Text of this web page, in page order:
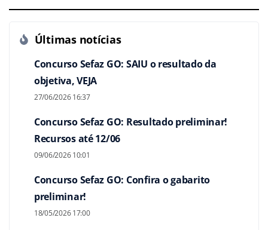
Últimas notícias
Concurso Sefaz GO: SAIU o resultado da
objetiva, VEJA
27/06/2026 16:37
Concurso Sefaz GO: Resultado preliminar!
Recursos até 12/06
09/06/2026 10:01
Concurso Sefaz GO: Confira o gabarito
preliminar!
18/05/2026 17:00